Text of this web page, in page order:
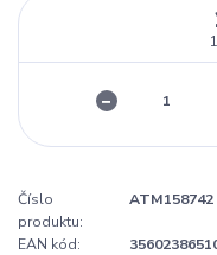
Číslo
produktu:
ATM158742
EAN kód: